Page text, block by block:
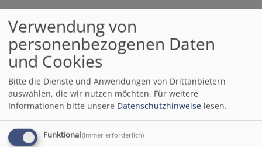
Verwendung von
personenbezogenen Daten
und Cookies
Bitte die Dienste und Anwendungen von Drittanbietern
auswählen, die wir nutzen möchten. Für weitere
Informationen bitte unsere Datenschutzhinweise lesen.
Funktional(immer erforderlich)